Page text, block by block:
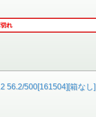
れ
56.2/500[161504][箱なし]